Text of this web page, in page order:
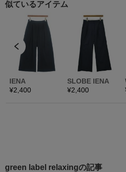
green label relaxingの記事